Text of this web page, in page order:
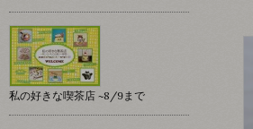
私の好きな喫茶店 ~8/9まで